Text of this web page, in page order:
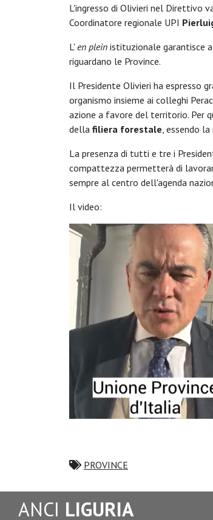
L'ingresso di Olivieri nel Direttivo
Coordinatore regionale UPI
L'en plein istituzionale garantisce
riguardano le Province.
Il Presidente Olivieri ha espresso
organismo insieme ai colleghi
azione a favore del territorio. Per
della filiera forestale, essendo
La presenza di tutti e tre i
compattezza permetterà di
sempre al centro dell'agenda
Il video:
PROVINCE
ANCI LIGURIA